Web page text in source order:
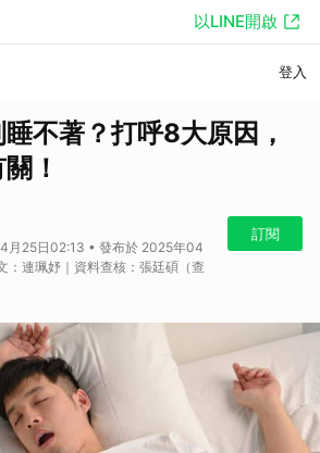
以LINE開啟
登入
不著？打呼8大原因，
！
月25日02:13 • 發布於 2025年04
：連珮妤｜資料查核：張廷碩（查
訂閱